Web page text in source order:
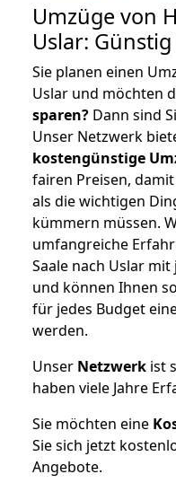
Umzüge von
Uslar:
Sie planen einen
Uslar und möchten
sparen? Dann sind
Unser Netzwerk
kostengünstige
fairen Preisen,
als die wichtigen
kümmern müssen.
umfangreiche
Saale nach Uslar
und können Ihnen
für jedes Budget
werden.
Unser Netzwerk ist
haben viele Jahre
Sie möchten eine
Sie sich jetzt
Angebote.